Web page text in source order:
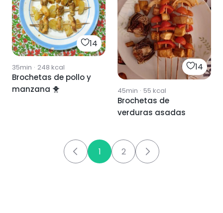
14
35min · 248 kcal
Brochetas de pollo y
manzana 🐥
14
45min · 55 kcal
Brochetas de
verduras asadas
1 2